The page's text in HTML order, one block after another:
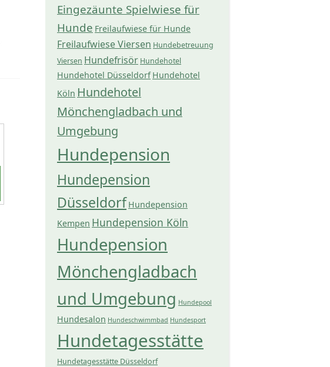
Eingezäunte Spielwiese für
Hunde Freilaufwiese für Hunde
Freilaufwiese Viersen Hundebetreuung
Viersen Hundefrisör Hundehotel
Hundehotel Düsseldorf Hundehotel
Köln Hundehotel
Mönchengladbach und
Umgebung
Hundepension
Hundepension
Düsseldorf Hundepension
Kempen Hundepension Köln
Hundepension
Mönchengladbach
und Umgebung Hundepool
Hundesalon Hundeschwimmbad Hundesport
Hundetagesstätte
Hundetagesstätte Düsseldorf